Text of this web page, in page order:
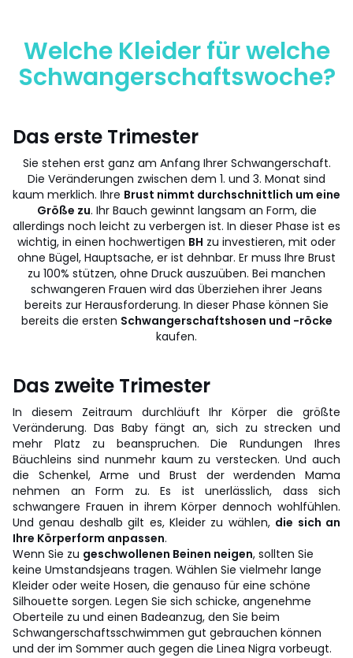
Welche Kleider für welche
Schwangerschaftswoche?
Das erste Trimester
Sie stehen erst ganz am Anfang Ihrer Schwangerschaft.
Die Veränderungen zwischen dem 1. und 3. Monat sind
kaum merklich. Ihre Brust nimmt durchschnittlich um eine
Größe zu. Ihr Bauch gewinnt langsam an Form, die
allerdings noch leicht zu verbergen ist. In dieser Phase ist es
wichtig, in einen hochwertigen BH zu investieren, mit oder
ohne Bügel, Hauptsache, er ist dehnbar. Er muss Ihre Brust
zu 100% stützen, ohne Druck auszuüben. Bei manchen
schwangeren Frauen wird das Überziehen ihrer Jeans
bereits zur Herausforderung. In dieser Phase können Sie
bereits die ersten Schwangerschaftshosen und -röcke
kaufen.
Das zweite Trimester
In diesem Zeitraum durchläuft Ihr Körper die größte
Veränderung. Das Baby fängt an, sich zu strecken und
mehr Platz zu beanspruchen. Die Rundungen Ihres
Bäuchleins sind nunmehr kaum zu verstecken. Und auch
die Schenkel, Arme und Brust der werdenden Mama
nehmen an Form zu. Es ist unerlässlich, dass sich
schwangere Frauen in ihrem Körper dennoch wohlfühlen.
Und genau deshalb gilt es, Kleider zu wählen, die sich an
Ihre Körperform anpassen.
Wenn Sie zu geschwollenen Beinen neigen, sollten Sie
keine Umstandsjeans tragen. Wählen Sie vielmehr lange
Kleider oder weite Hosen, die genauso für eine schöne
Silhouette sorgen. Legen Sie sich schicke, angenehme
Oberteile zu und einen Badeanzug, den Sie beim
Schwangerschaftsschwimmen gut gebrauchen können
und der im Sommer auch gegen die Linea Nigra vorbeugt.